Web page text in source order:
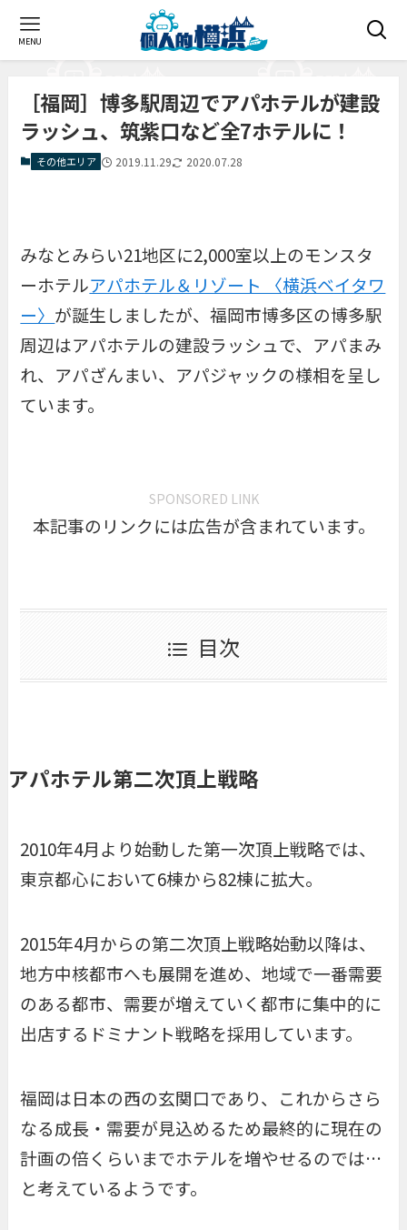
MENU
［福岡］博多駅周辺でアパホテルが建設
ラッシュ、筑紫口など全7ホテルに！
その他エリア 2019.11.29 2020.07.28
みなとみらい21地区に2,000室以上のモンスタ
ーホテルアパホテル＆リゾート 〈横浜ベイタワ
ー〉 が誕生しましたが、福岡市博多区の博多駅
周辺はアパホテルの建設ラッシュで、アパまみ
れ、アパざんまい、アパジャックの様相を呈し
ています。
SPONSORED LINK
本記事のリンクには広告が含まれています。
目次
アパホテル第二次頂上戦略
2010年4月より始動した第一次頂上戦略では、
東京都心において6棟から82棟に拡大。
2015年4月からの第二次頂上戦略始動以降は、
地方中核都市へも展開を進め、地域で一番需要
のある都市、需要が増えていく都市に集中的に
出店するドミナント戦略を採用しています。
福岡は日本の西の玄関口であり、これからさら
なる成長・需要が見込めるため最終的に現在の
計画の倍くらいまでホテルを増やせるのでは…
と考えているようです。